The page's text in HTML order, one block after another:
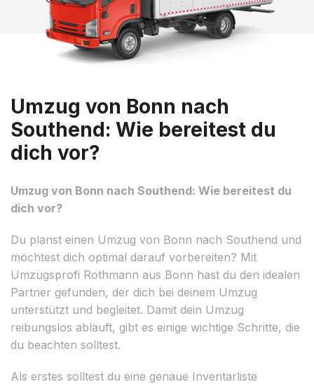
Umzug von Bonn nach
Southend: Wie bereitest du
dich vor?
Umzug von Bonn nach Southend: Wie bereitest du
dich vor?
Du planst einen Umzug von Bonn nach Southend und
möchtest dich optimal darauf vorbereiten? Mit
Umzugsprofi Rothmann aus Bonn hast du den idealen
Partner gefunden, der dich bei deinem Umzug
unterstützt und begleitet. Damit dein Umzug
reibungslos abläuft, gibt es einige wichtige Schritte, die
du beachten solltest.
Als erstes solltest du eine genaue Inventarliste